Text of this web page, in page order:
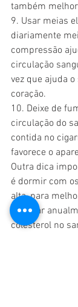
também
9. Usar meias
diariamente
compressão
circulação
vez que ajuda
coração.
10. Deixe de
circulação do
contida no
favorece o
Outra dica
é dormir com
alta, para
verificar
colesterol no